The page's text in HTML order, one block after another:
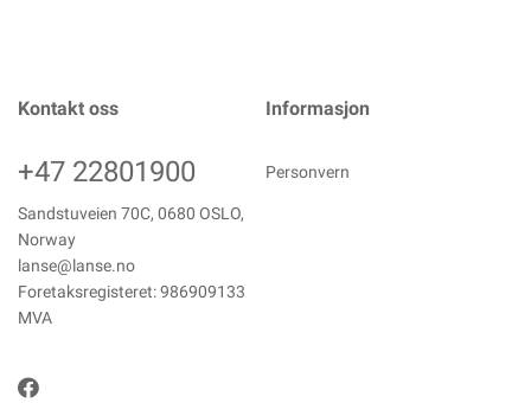
Kontakt oss
+47 22801900
Sandstuveien 70C, 0680 OSLO,
Norway
lanse@lanse.no
Foretaksregisteret: 986909133
MVA
Informasjon
Personvern